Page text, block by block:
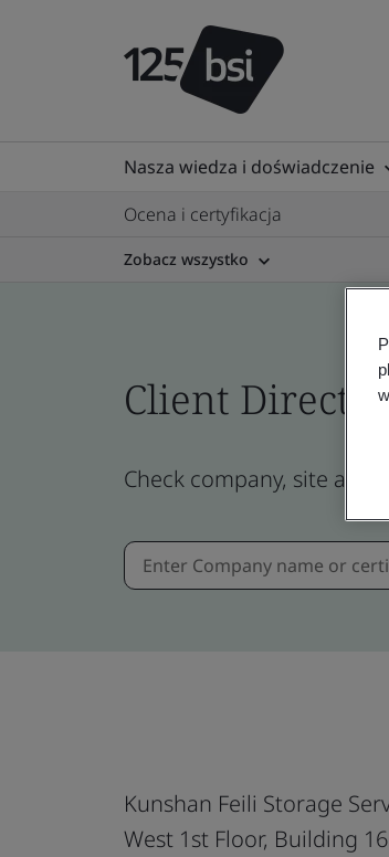
Nasza wiedza i doświadczenie
Ocena i certyfikacja
Zobacz wszystko
Client
Check company, site and
Kunshan Feili Storage
West 1st Floor, Building 16